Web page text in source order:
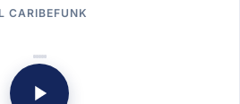
CARIBEFUNK